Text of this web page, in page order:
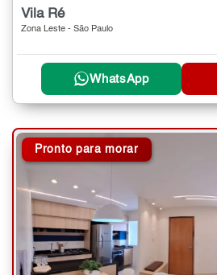
Vila Ré
Zona Leste - São Paulo
WhatsApp
Pronto para morar